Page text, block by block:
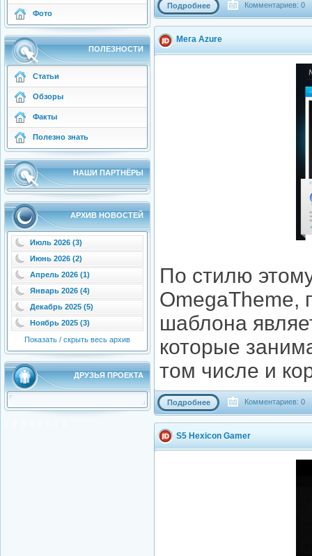
Фото
ПОЛЕЗНОСТИ
Статьи
Обзоры
Факты
Полезно знать
НАШИ ПАРТНЁРЫ
АРХИВ НОВОСТЕЙ
Июль 2026 (3)
Июнь 2026 (2)
Апрель 2026 (1)
Январь 2026 (4)
Декабрь 2025 (5)
Ноябрь 2025 (3)
Показать / скрыть весь архив
ДРУЗЬЯ ПРОЕКТА
Подробнее Комментариев: 0
Мега Azure
По стилю
OmegaTheme,
шаблона
которые
том числе и
Подробнее Комментариев: 0
S5 Hexicon Gamer